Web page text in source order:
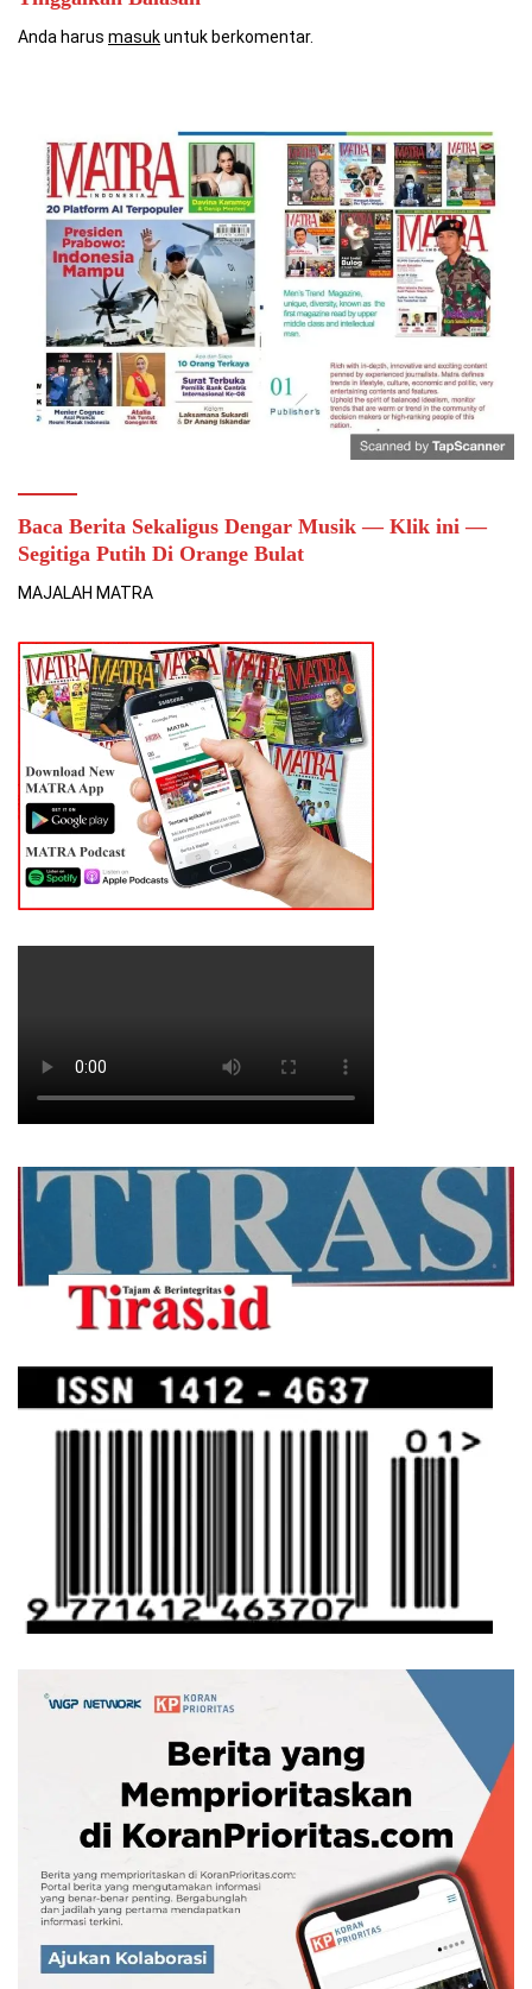
Anda harus masukuntuk berkomentar.
Baca Berita Sekaligus Dengar Musik — Klik ini —
Segitiga Putih Di Orange Bulat
MAJALAH MATRA